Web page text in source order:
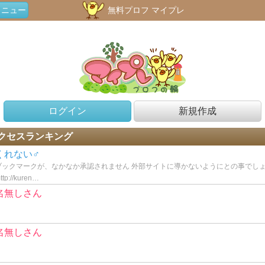
ニュー 無料プロフ マイプレ
ログイン 新規作成
セスランキング
れない♂
クマークが、なかなか承認されません 外部サイトに導かないようにとの事でし
kuren…
無しさん
無しさん